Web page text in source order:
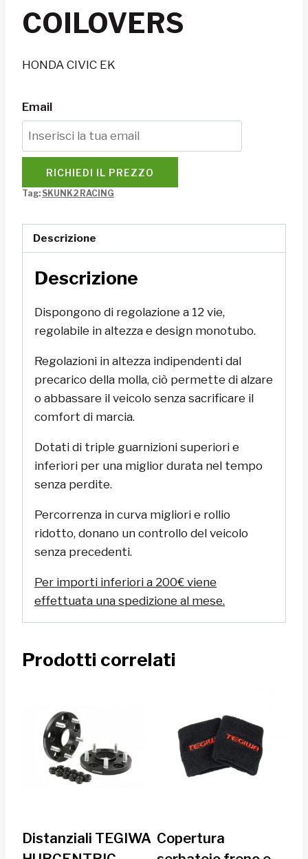
COILOVERS
HONDA CIVIC EK
Email
RICHIEDI IL PREZZO
Tag: SKUNK2 RACING
Descrizione
Descrizione
Dispongono di regolazione a 12 vie,
regolabile in altezza e design monotubo.
Regolazioni in altezza indipendenti dal
precarico della molla, ciò permette di alzare
o abbassare il veicolo senza sacrificare il
comfort di marcia.
Dotati di triple guarnizioni superiori e
inferiori per una miglior durata nel tempo
senza perdite.
Percorrenza in curva migliori e rollio
ridotto, donano un controllo del veicolo
senza precedenti.
Per importi inferiori a 200€ viene
effettuata una spedizione al mese.
Prodotti correlati
Distanziali TEGIWA Copertura